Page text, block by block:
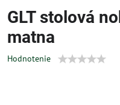
GLT stolová
matna
Hodnotenie